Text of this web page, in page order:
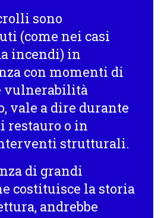
sono
(come nei casi
incendi) in
con momenti di
vulnerabilità
vale a dire durante
restauro o in
strutturali.
di grandi
costituisce la storia
andrebbe